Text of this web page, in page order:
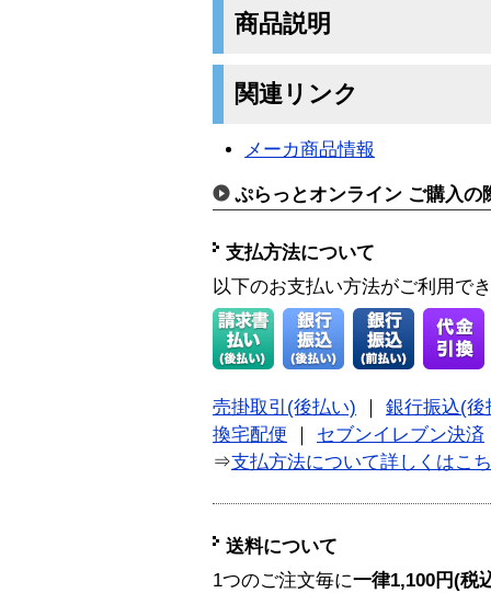
商品説明
関連リンク
メーカ商品情報
ぷらっとオンライン ご購入の
支払方法について
以下のお支払い方法がご利用で
売掛取引(後払い)
銀行振込(後
換宅配便
セブンイレブン決済
⇒支払方法について詳しくはこ
送料について
1つのご注文毎に一律1,100円(税